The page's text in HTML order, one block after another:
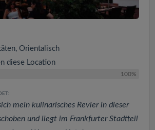
Orientalisch
diese Location
100%
mein kulinarisches Revier in dieser
und liegt im Frankfurter Stadtteil